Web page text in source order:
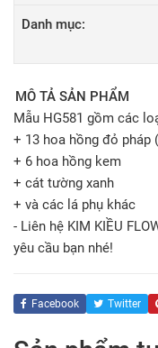
Danh mục:
MÔ TẢ SẢN PHẨM
Mẫu HG581 gồm các
+ 13 hoa hồng đỏ pháp
+ 6 hoa hồng kem
+ cát tường xanh
+ và các lá phụ khác
- Liên hệ KIM KIỀU
yêu cầu bạn nhé!
Facebook Twitter